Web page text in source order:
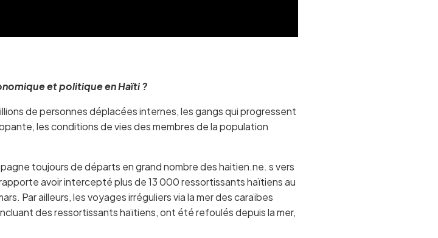
et politique en Haïti ?
de personnes déplacées internes, les gangs qui progressent
les conditions de vies des membres de la population
toujours de départs en grand nombre des haitien.ne. s vers
avoir intercepté plus de 13 000 ressortissants haïtiens au
Par ailleurs, les voyages irréguliers via la mer des caraïbes
des ressortissants haïtiens, ont été refoulés depuis la mer,